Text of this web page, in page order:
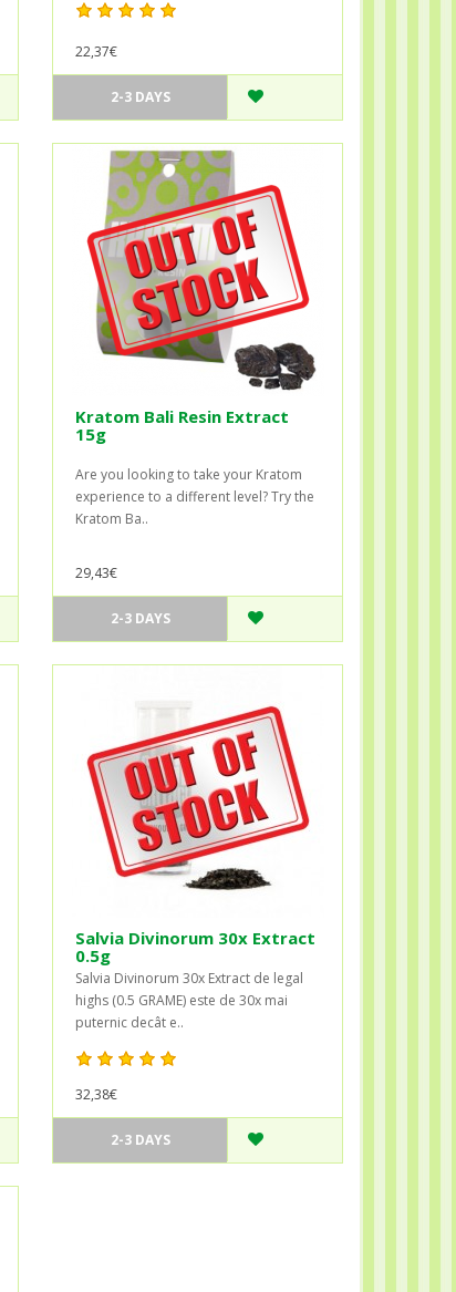
22,37€
2-3 DAYS
Kratom Bali Resin Extract
15g
Are you looking to take your Kratom
experience to a different level? Try the
Kratom Ba..
29,43€
2-3 DAYS
Salvia Divinorum 30x Extract
0.5g
Salvia Divinorum 30x Extract de legal
highs (0.5 GRAME) este de 30x mai
puternic decât e..
32,38€
2-3 DAYS